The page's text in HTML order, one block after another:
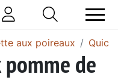
aux poireaux
de